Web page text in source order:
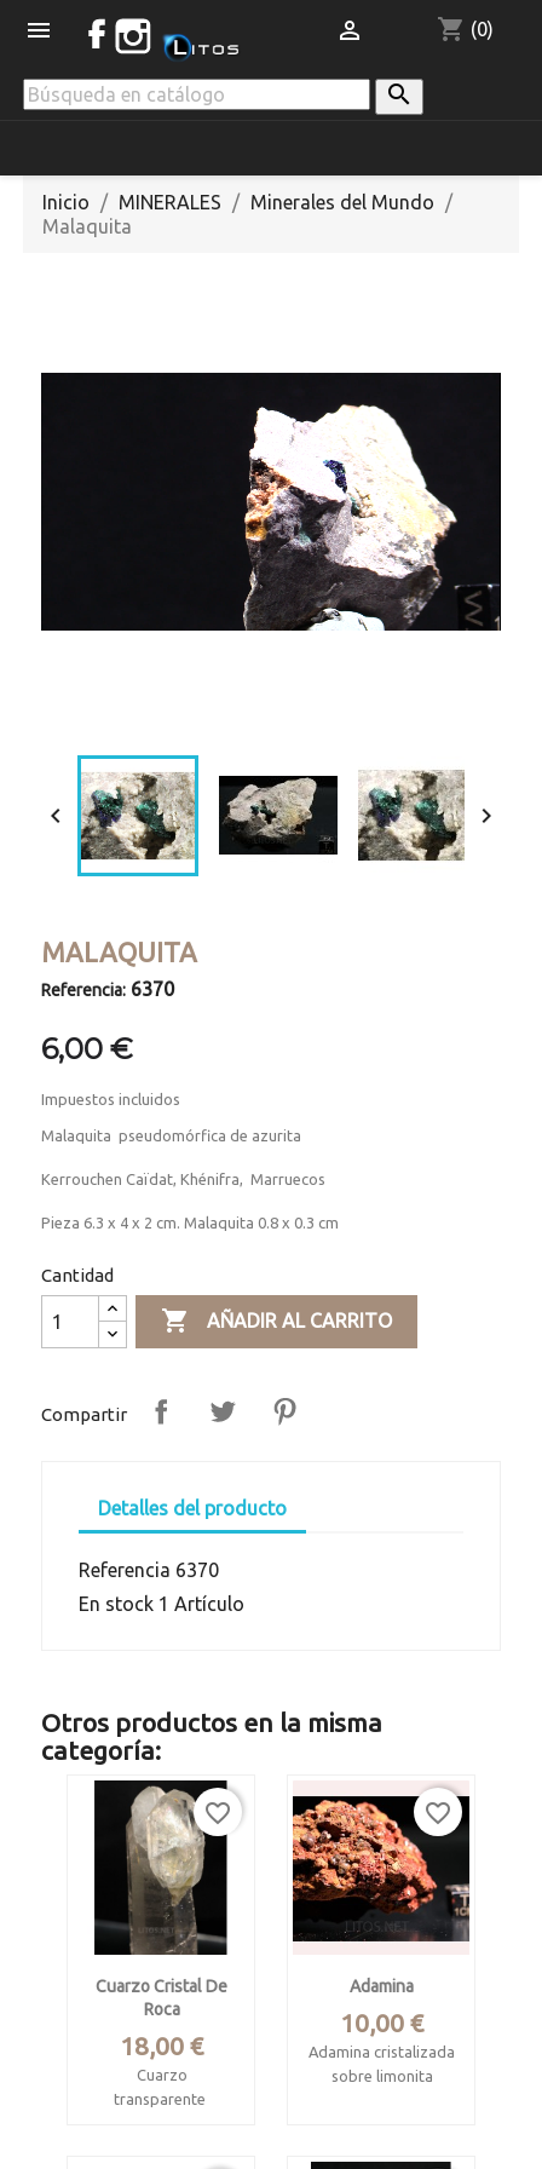
 shopping_cart (0)


Inicio MINERALES
Minerales del Mundo
Malaquita
 
MALAQUITA
Referencia: 6370
6,00 €
Impuestos incluidos
Malaquita pseudomórfica de azurita
Kerrouchen Caïdat, Khénifra, Marruecos
Pieza 6.3 x 4 x 2 cm. Malaquita 0.8 x 0.3 cm
Cantidad
 AÑADIR AL CARRITO
Compartir
Detalles del producto
Referencia 6370
En stock 1 Artículo
Otros productos en la misma
categoría:
Cuarzo Cristal De
Roca
Precio
18,00 €
Cuarzo
transparente
favorite_border
Adamina
Precio
10,00 €
Adamina cristalizada
sobre limonita
favorite_border